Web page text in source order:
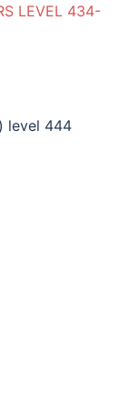
LEVEL 434-
level 444